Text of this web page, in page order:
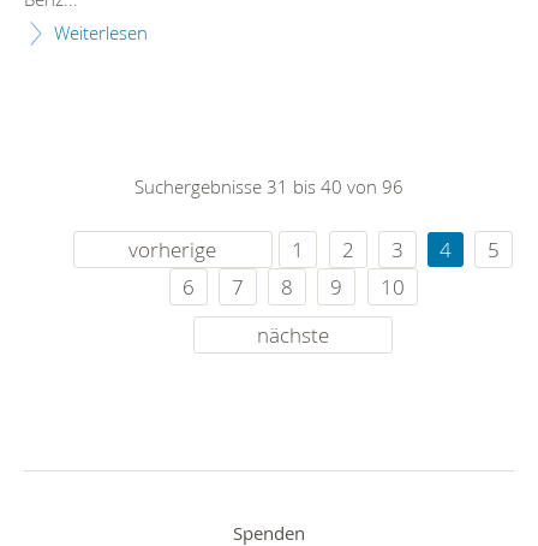
Weiterlesen
Suchergebnisse 31 bis 40 von 96
vorherige 1 2 3 4
5
6
7 8 9
10
nächste
Spenden